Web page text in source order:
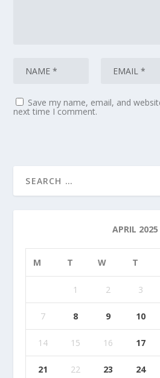
Save my name, email, and
next time I comment.
APRIL 2025
M T W T
1 2 3
7 8 9 10
14 15 16 17
21 22 23 24